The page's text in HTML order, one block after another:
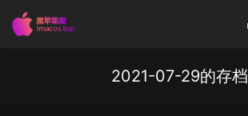
2021-07-29的存档